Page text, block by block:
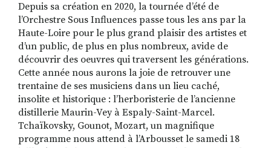
Depuis sa création en 2020, la tournée d’été de
l’Orchestre Sous Influences passe tous les ans par la
Haute-Loire pour le plus grand plaisir des artistes et
d’un public, de plus en plus nombreux, avide de
découvrir des oeuvres qui traversent les générations.
Cette année nous aurons la joie de retrouver une
trentaine de ses musiciens dans un lieu caché,
insolite et historique : l’herboristerie de l’ancienne
distillerie Maurin-Vey à Espaly-Saint-Marcel.
Tchaïkovsky, Gounot, Mozart, un magnifique
programme nous attend à l’Arbousset le samedi 18